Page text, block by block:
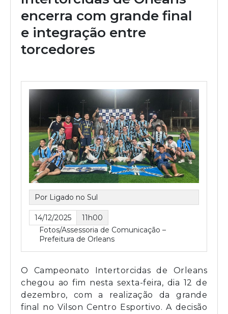
encerra com grande final
e integração entre
torcedores
Por Ligado no Sul
14/12/2025
11h00
Fotos/Assessoria de Comunicação –
Prefeitura de Orleans
O Campeonato Intertorcidas de Orleans
chegou ao fim nesta sexta-feira, dia 12 de
dezembro, com a realização da grande
final no Vilson Centro Esportivo. A decisão